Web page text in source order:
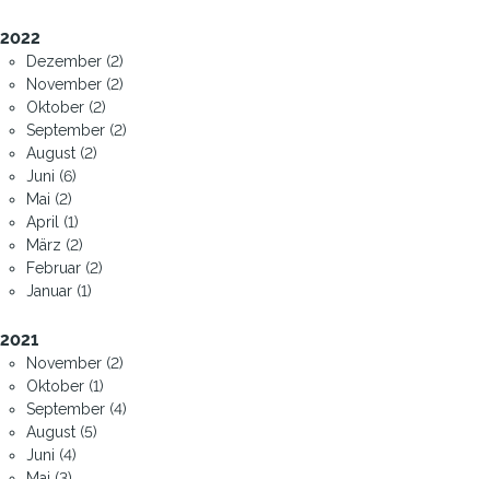
2022
Dezember (2)
November (2)
Oktober (2)
September (2)
August (2)
Juni (6)
Mai (2)
April (1)
März (2)
Februar (2)
Januar (1)
2021
November (2)
Oktober (1)
September (4)
August (5)
Juni (4)